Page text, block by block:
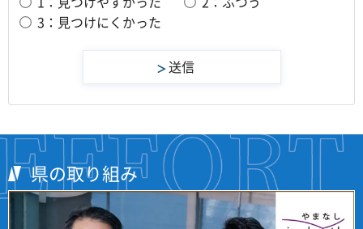
3：見つけにくかった
県の取り組み